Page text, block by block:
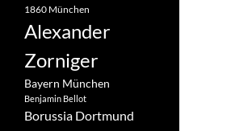
1860 München
Alexander
Zorniger
Bayern München
Benjamin Bellot
Borussia Dortmund